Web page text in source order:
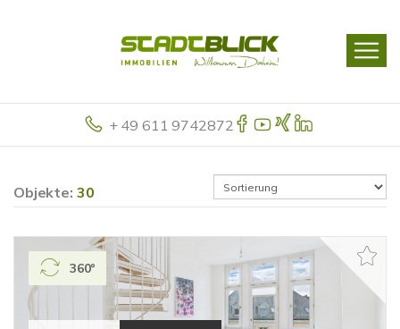
+ 49 611 9742872
Objekte: 30
360°